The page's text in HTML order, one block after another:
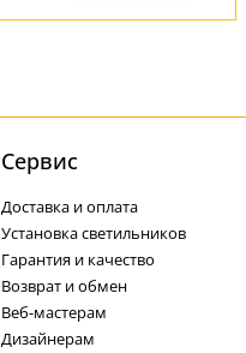
Cервис
Доставка и оплата
Установка светильников
Гарантия и качество
Возврат и обмен
Веб-мастерам
Дизайнерам